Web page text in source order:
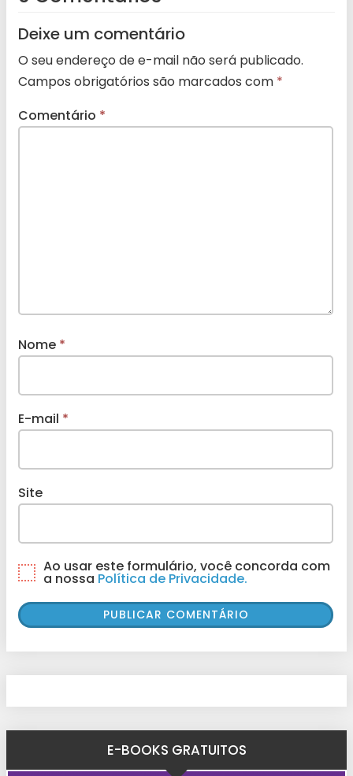
Deixe um comentário
O seu endereço de e-mail não será publicado.
Campos obrigatórios são marcados com *
Comentário *
Nome *
E-mail *
Site
Ao usar este formulário, você concorda com
a nossa Política de Privacidade.
E-BOOKS GRATUITOS